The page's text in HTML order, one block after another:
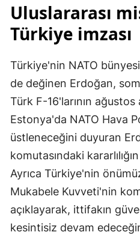
Uluslararası
Türkiye imzası
Türkiye'nin NATO
de değinen Erdoğan,
Türk F-16'larının
Estonya'da NATO Hava
üstleneceğini duyuran
komutasındaki
Ayrıca Türkiye'nin
Mukabele Kuvveti'nin
açıklayarak, ittifakın
kesintisiz devam